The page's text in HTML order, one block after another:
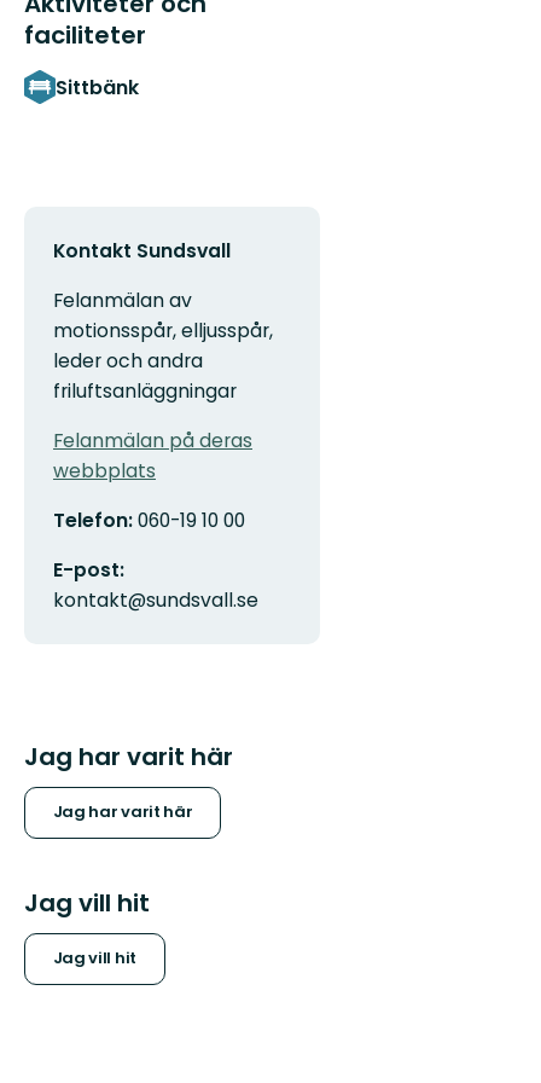
faciliteter
Sittbänk
Kontakt Sundsvall
Felanmälan av
motionsspår, elljusspår,
leder och andra
friluftsanläggningar
Felanmälan på deras
webbplats
Telefon:060-19 10 00
E-post:
kontakt@sundsvall.se
Jag har varit här
Jag har varit här
Jag vill hit
Jag vill hit